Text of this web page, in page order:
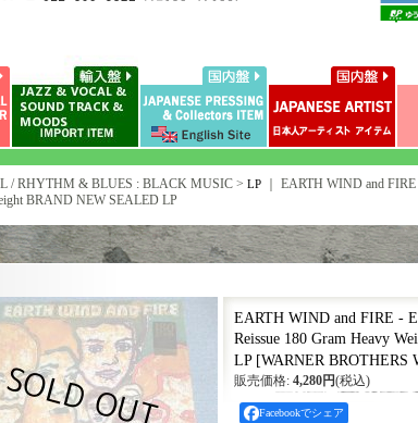
/ RHYTHM & BLUES : BLACK MUSIC > LP
EARTH WIND and
BRAND NEW SEALED LP
EARTH WIND and FIRE -
Reissue 180 Gram Heavy
LP [WARNER BROTHERS
販売価格: 4,280円(税込)
Facebookでシェア